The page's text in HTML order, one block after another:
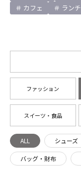
カフェ
ランチ
ファッション
スイーツ・食品
ALL シューズ
バッグ・財布